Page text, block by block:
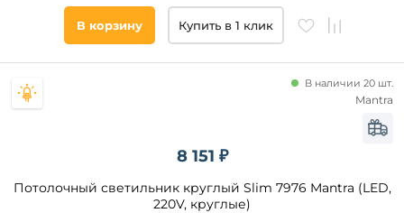
В корзину Купить в 1 клик
8 151 ₽
Потолочный светильник круглый Slim 7976 Mantra (LED,
220V, круглые)
В наличии 20 шт.
Mantra